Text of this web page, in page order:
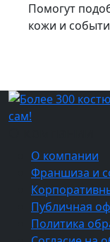
Помогут
кожи и
О компании
Франшиза и
Публичная
Политика